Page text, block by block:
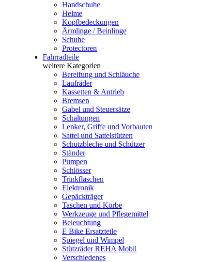
Handschuhe
Helme
Kopfbedeckungen
Ärmlinge / Beinlinge
Schuhe
Protectoren
Fahrradteile
weitere Kategorien
Bereifung und Schläuche
Laufräder
Kassetten & Antrieb
Bremsen
Gabel und Steuersätze
Schaltungen
Lenker, Griffe und Vorbauten
Sattel und Sattelstützen
Schutzbleche und Schützer
Ständer
Pumpen
Schlösser
Trinkflaschen
Elektronik
Gepäckträger
Taschen und Körbe
Werkzeuge und Pflegemittel
Beleuchtung
E Bike Ersatzteile
Spiegel und Wimpel
Stützräder REHA Mobil
Verschiedenes